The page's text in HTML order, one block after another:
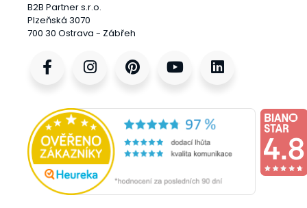
B2B Partner s.r.o.
Plzeňská 3070
700 30 Ostrava - Zábřeh